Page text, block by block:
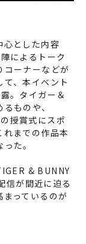
とした内容
によるトーク
コーナーなどが
、本イベント
。タイガー＆
ものや、
授賞式にスポ
までの作品本
た。
& BUNNY
が間近に迫る
っているのが